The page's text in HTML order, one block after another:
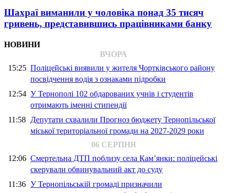
Шахраї виманили у чоловіка понад 35 тисяч
гривень, представившись працівниками банку
НОВИНИ
ВЧОРА
15:25 Поліцейські виявили у жителя Чортківського району
посвідчення водія з ознаками підробки
12:54 У Тернополі 102 обдарованих учнів і студентів
отримають іменні стипендії
11:58 Депутати схвалили Прогноз бюджету Тернопільської
міської територіальної громади на 2027-2029 роки
06 СЕРПНЯ
12:06 Смертельна ДТП поблизу села Кам’янки: поліцейські
скерували обвинувальний акт до суду
11:36 У Тернопільській громаді призначили